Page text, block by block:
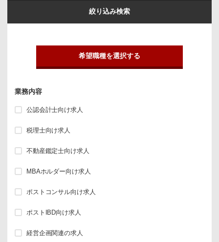
絞り込み検索
希望職種を選択する
業務内容
公認会計士向け求人
税理士向け求人
不動産鑑定士向け求人
MBAホルダー向け求人
ポストコンサル向け求人
ポストIBD向け求人
経営企画関連の求人